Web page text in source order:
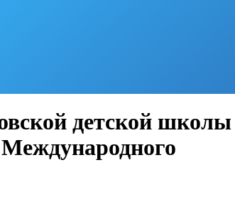
детской школы
Международного